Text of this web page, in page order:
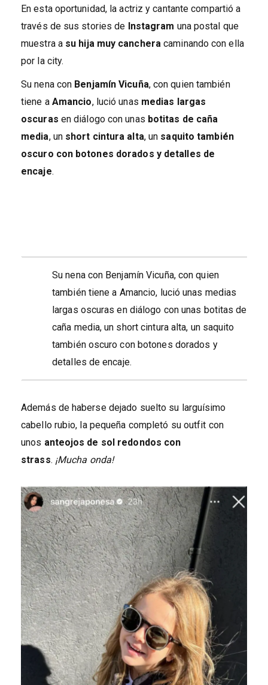
En esta oportunidad, la actriz y cantante compartió a
través de sus stories de Instagram una postal que
muestra a su hija muy canchera caminando con ella
por la city.
Su nena con Benjamín Vicuña, con quien también
tiene a Amancio, lució unas medias largas
oscuras en diálogo con unas botitas de caña
media, un short cintura alta, un saquito también
oscuro con botones dorados y detalles de
encaje.
Su nena con Benjamín Vicuña, con quien
también tiene a Amancio, lució unas medias
largas oscuras en diálogo con unas botitas de
caña media, un short cintura alta, un saquito
también oscuro con botones dorados y
detalles de encaje.
Además de haberse dejado suelto su larguísimo
cabello rubio, la pequeña completó su outfit con
unos anteojos de sol redondos con
strass. ¡Mucha onda!